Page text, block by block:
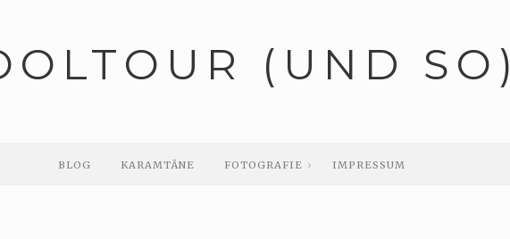
(UND SO)
BLOG KARAMTÄNE FOTOGRAFIE IMPRESSUM